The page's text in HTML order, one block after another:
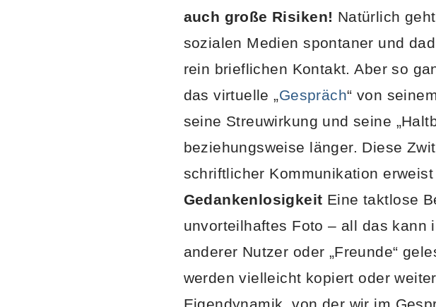
auch große Risiken! Natürlich
sozialen Medien spontaner und
rein brieflichen Kontakt. Aber so
das virtuelle „Gespräch“ von
seine Streuwirkung und seine
beziehungsweise länger. Diese
schriftlicher Kommunikation
Gedankenlosigkeit Eine taktlose
unvorteilhaftes Foto – all das kann
anderer Nutzer oder „Freunde“
werden vielleicht kopiert oder